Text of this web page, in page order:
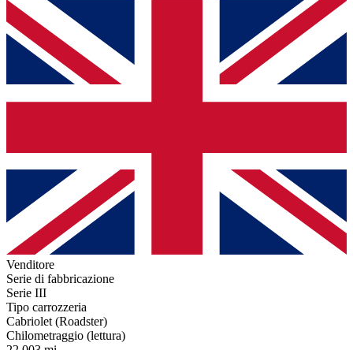
Venditore
Serie di fabbricazione
Serie III
Tipo carrozzeria
Cabriolet (Roadster)
Chilometraggio (lettura)